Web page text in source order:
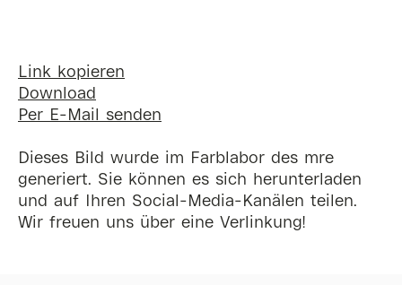
Link kopieren
Download
Per E-Mail senden
Dieses Bild wurde im Farblabor des mre
generiert. Sie können es sich herunterladen
und auf Ihren Social-Media-Kanälen teilen.
Wir freuen uns über eine Verlinkung!